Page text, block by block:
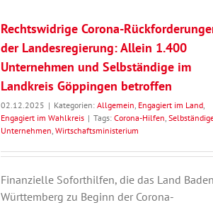
Rechtswidrige Corona-
der Landesregierung: Allein 1.400
Unternehmen und Selbständige im
Landkreis Göppingen betroffen
02.12.2025 | Kategorien: Allgemein, Engagiert im Land,
Engagiert im Wahlkreis | Tags: Corona-Hilfen,
Unternehmen, Wirtschaftsministerium
Finanzielle Soforthilfen, die das Land
Württemberg zu Beginn der Corona-
Pflegequalitätsgesetz muss gestoppt
Allgemein Engagiert im Land Engagiert im